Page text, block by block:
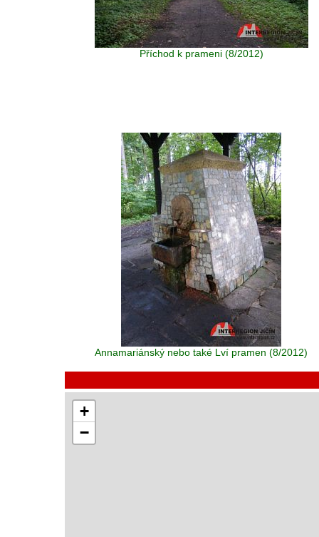
Příchod k prameni (8/2012)
Annamariánský nebo také Lví pramen (8/2012)
+
−